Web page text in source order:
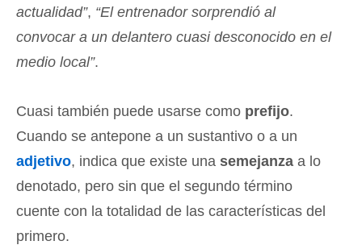
actualidad”, “El entrenador sorprendió al
convocar a un delantero cuasi desconocido en el
medio local”.
Cuasi también puede usarse como prefijo.
Cuando se antepone a un sustantivo o a un
adjetivo, indica que existe una semejanza a lo
denotado, pero sin que el segundo término
cuente con la totalidad de las características del
primero.